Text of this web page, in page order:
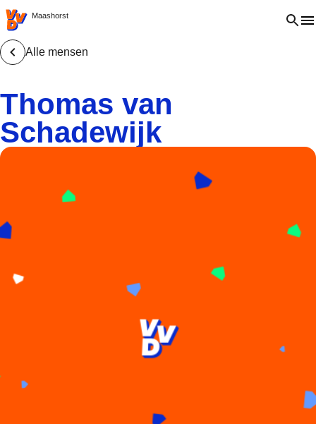
VVD.nl - Ga naar de homepage
Maashorst Open
Alle mensen
Thomas van
Schadewijk